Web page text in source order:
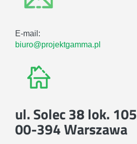
E-mail:
biuro@projektgamma.pl
ul. Solec 38 lok. 105
00-394 Warszawa